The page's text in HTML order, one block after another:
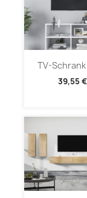
TV-
39,55 €